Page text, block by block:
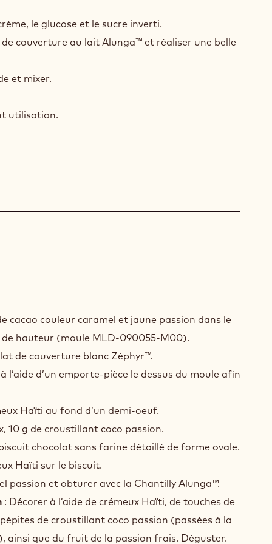
le glucose et le sucre inverti.
couverture au lait Alunga™ et réaliser une belle
et mixer.
utilisation.
cacao couleur caramel et jaune passion dans le
de hauteur (moule MLD-090055-M00).
de couverture blanc Zéphyr™.
l’aide d’un emporte-pièce le dessus du moule afin
Haïti au fond d’un demi-oeuf.
10 g de croustillant coco passion.
chocolat sans farine détaillé de forme ovale.
Haïti sur le biscuit.
passion et obturer avec la Chantilly Alunga™.
: Décorer à l’aide de crémeux Haïti, de touches de
de croustillant coco passion (passées à la
ainsi que du fruit de la passion frais. Déguster.